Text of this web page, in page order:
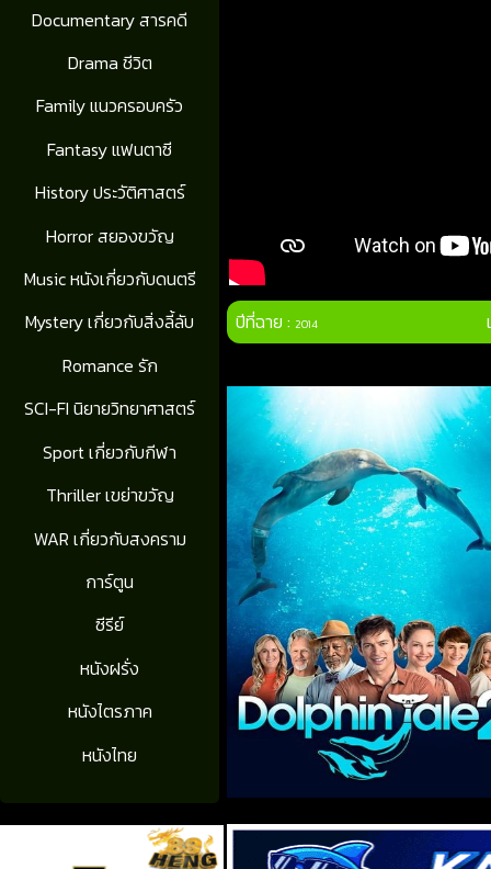
Documentary สารคดี
Drama ชีวิต
Family แนวครอบครัว
Fantasy แฟนตาซี
History ประวัติศาสตร์
Horror สยองขวัญ
Music หนังเกี่ยวกับดนตรี
Mystery เกี่ยวกับสิ่งลี้ลับ
Romance รัก
SCI-FI นิยายวิทยาศาสตร์
Sport เกี่ยวกับกีฬา
Thriller เขย่าขวัญ
WAR เกี่ยวกับสงคราม
การ์ตูน
ซีรีย์
หนังฝรั่ง
หนังไตรภาค
หนังไทย
ปีที่ฉาย :2014